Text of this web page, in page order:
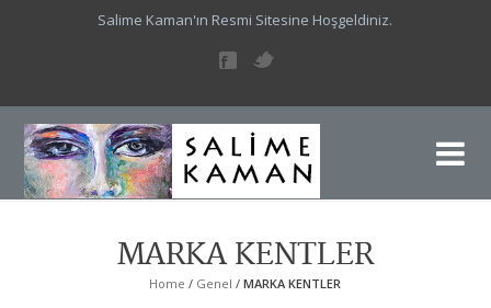
Salime Kaman'ın Resmi Sitesine Hoşgeldiniz.
MARKA KENTLER
Home / Genel /MARKA KENTLER